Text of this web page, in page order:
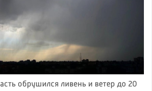
обрушился ливень и ветер до 20